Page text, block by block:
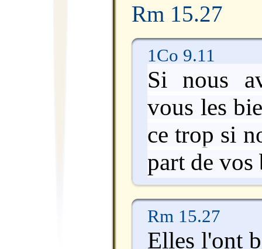
Rm 15.27
1Co 9.11
Si nous
vous les
ce trop si
part de vos
Rm 15.27
Elles l'ont